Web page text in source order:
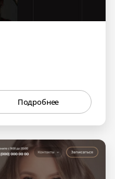
Подробнее